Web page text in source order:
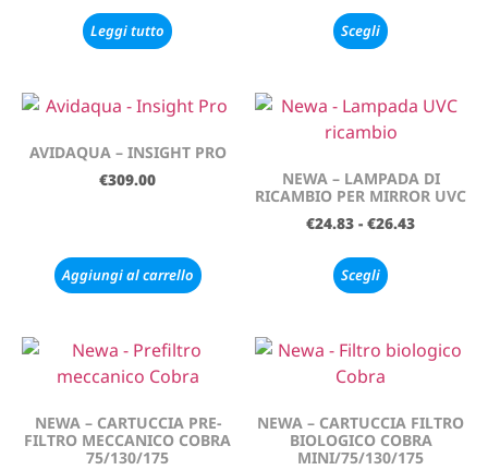
Leggi tutto Scegli
AVIDAQUA – INSIGHT PRO
€309.00
Aggiungi al carrello
NEWA – LAMPADA DI
RICAMBIO PER MIRROR UVC
€24.83 - €26.43
Scegli
NEWA – CARTUCCIA PRE-
FILTRO MECCANICO COBRA
75/130/175
NEWA – CARTUCCIA FILTRO
BIOLOGICO COBRA
MINI/75/130/175